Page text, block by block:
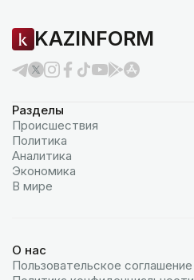
KAZINFORM
Разделы
Происшествия
Политика
Аналитика
Экономика
В мире
О нас
Пользовательское соглашение